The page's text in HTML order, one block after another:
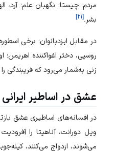
مردم؛ چیستا؛ نگهبان علم؛ آرد،
بشر.[۲۱]
در مقابل ایزدبانوان؛ برخی
روسپی، دختر اغواکننده
زنی به‌شمار می‌رود که فریبندگی
عشق در اساطیر ایرانی
در افسانه‌های اساطیری عشق
ویل دورانت، آناهیتا را
می‌شوند، ازدواج می‌کنند،